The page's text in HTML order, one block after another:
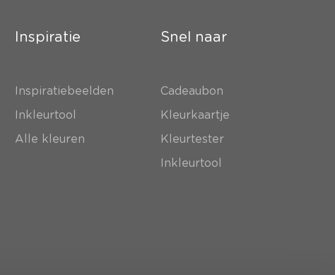
Inspiratie
Inspiratiebeelden
Inkleurtool
Alle kleuren
Snel naar
Cadeaubon
Kleurkaartje
Kleurtester
Inkleurtool